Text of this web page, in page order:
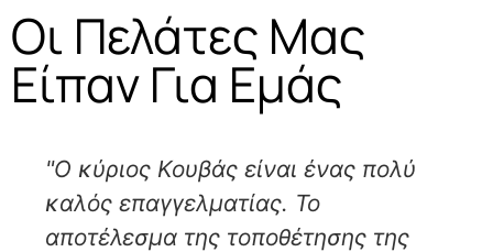
Οι Πελάτες Μας
Είπαν Για Εμάς
"Ο κύριος Κουβάς είναι ένας πολύ
καλός επαγγελματίας. Το
αποτέλεσμα της τοποθέτησης της